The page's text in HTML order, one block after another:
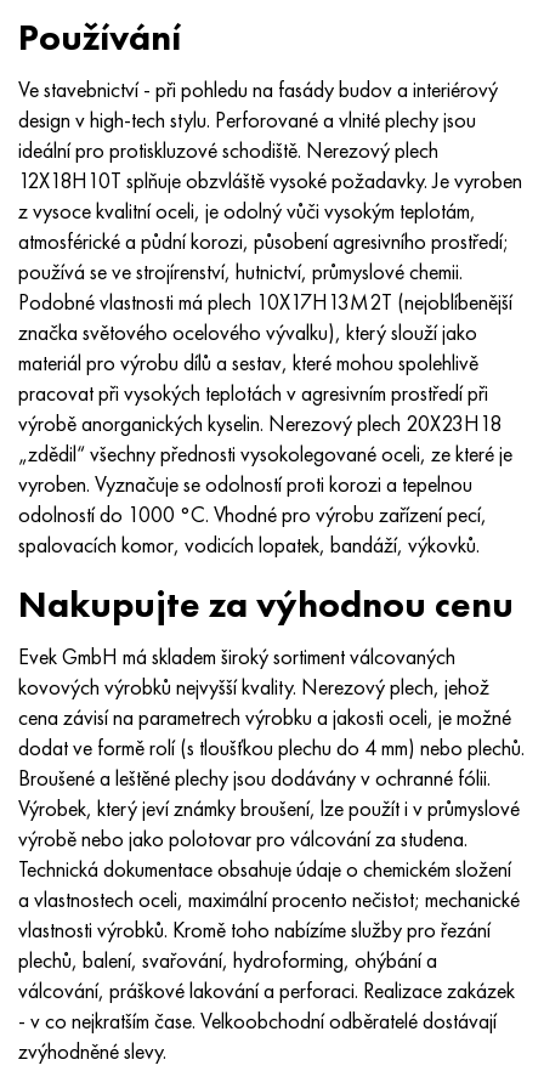
Používání
Ve stavebnictví - při pohledu na fasády budov a interiérový
design v high-tech stylu. Perforované a vlnité plechy jsou
ideální pro protiskluzové schodiště. Nerezový plech
12X18H10T splňuje obzvláště vysoké požadavky. Je vyroben
z vysoce kvalitní oceli, je odolný vůči vysokým teplotám,
atmosférické a půdní korozi, působení agresivního prostředí;
používá se ve strojírenství, hutnictví, průmyslové chemii.
Podobné vlastnosti má plech 10X17H13M2T (nejoblíbenější
značka světového ocelového vývalku), který slouží jako
materiál pro výrobu dílů a sestav, které mohou spolehlivě
pracovat při vysokých teplotách v agresivním prostředí při
výrobě anorganických kyselin. Nerezový plech 20X23H18
„zdědil“ všechny přednosti vysokolegované oceli, ze které je
vyroben. Vyznačuje se odolností proti korozi a tepelnou
odolností do 1000 °C. Vhodné pro výrobu zařízení pecí,
spalovacích komor, vodicích lopatek, bandáží, výkovků.
Nakupujte za výhodnou cenu
Evek GmbH má skladem široký sortiment válcovaných
kovových výrobků nejvyšší kvality. Nerezový plech, jehož
cena závisí na parametrech výrobku a jakosti oceli, je možné
dodat ve formě rolí (s tloušťkou plechu do 4 mm) nebo plechů.
Broušené a leštěné plechy jsou dodávány v ochranné fólii.
Výrobek, který jeví známky broušení, lze použít i v průmyslové
výrobě nebo jako polotovar pro válcování za studena.
Technická dokumentace obsahuje údaje o chemickém složení
a vlastnostech oceli, maximální procento nečistot; mechanické
vlastnosti výrobků. Kromě toho nabízíme služby pro řezání
plechů, balení, svařování, hydroforming, ohýbání a
válcování, práškové lakování a perforaci. Realizace zakázek
- v co nejkratším čase. Velkoobchodní odběratelé dostávají
zvýhodněné slevy.
Jette M152
Kobalt 6B
maraging 250
René 41
Maraging 300
Maraging 350
MP35N
MP159
Multimet n155
Nicrofer 5923 hMo
Nicrofer 6030
Nitronik 40
Nitronik 50
Nitronic 60
Nitronik 75
Nimonic 80a
49 KF
49K2F, 49K2FA-VI
Slitina 50N
Slitina 50NP
50 NHS
Slitina 52N
52K12F
56DGNH
68NKhVKTYu
79NM, Magnifer 7904
80NM
80NMV-VI
80 NHS
81HMA
Druhy přesných slitin
Termobimetaly
HN63 MB
XN65VM
KhN65VMTYu
KhN67MVTYu
KhN68VKTYU
KhN68VMTYUK-vd
KhN70VMTYu
HN73MBTYu
XN70YU
HN75 MBTYu
XN75TBYu
XN77TYu
XN77TYUR
HN78Т
HN80TBY
N65M, EP982
PT-3V
PT-7M
2B
SPT-2 sv
AT3
3M
TL3
5B
TL5
V 6
TS-6
14 titan
SP -17
40 titan
15-7Ph® - 1,4532
PH 13-8 Po - 1,4534
1,4542 - 17-4Ph®
Custom 455® - 1.4543 - uns s45500
1,4545 - 15-5Ph®
1,4548 - 17-4Ph®
1,4550 - AISI 347
1.4567 - AISI 304Cu
1,4570-aisi303Cu
1.4574 - Slitina PH 15-7 Mo®
1.4580 - AISI 316Cb
1,4597 - AISI 204Cu
Slitina 28 - 1,4563
Slitina 31 - 1,4562
Alloy 254smo® - 1,4547
Slitina 926 - 1,4529
11X11N2V2MF
12Х18Н9Т
13X11N2V2MF
15x11mf
15x12vnmf
15H12H2MVFAB
15X16K5N2MVFAB
15X16H2AM
18X11MNFB
18X12VMBFR
20X12VNMF
20H3MMF
21NKMT
37X12N8G8MFB
40X10X2M
40Х9С2
CW301G, C64200
křemíkový bronz
C65500, CuAl11Fe3
C65620, CuSi3Fe2Zn3
C65100, CuSi 1,5
Cín-olověný bronz
c92200, CuSn6Zn4Pb2
C83600, CuSn5ZnPb
10g2, 10g2, AISI 1513
12X2H4A, 15NiCr13, 1,5752
AC14, 11SMnPb30
20G, 20mn5
20XH3A, AISI 4320, 20hn3a
20HM, 24CrMo5, 20hm
25KhGM, 20CrMo5, 1,7264
30X, AISI 5130, 30h
30hgs, 30hgs
30hgsa, 30hgsa
30hgsn2a, 30hgsna
30xn2ma, 30CrNiMo8
30хн3а, 31nicr14
34khn3ma, 36NiCrMo16, 35NiCrMo16
35hgs, 35hgs
35hgsa, 35hgsa
R6M5F3, 1,3344, hs6-5-3
Р9М4К8,1,3207
R12F3, 1,3318, sw12
P18, 1,3355, hs18-0-1, sw18
Uhlíková ocel
У10,1.1645, C105W1
11G12, 110G13L, X120Mn12